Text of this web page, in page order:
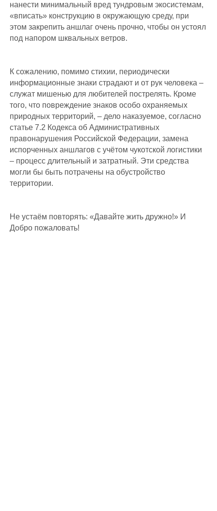
нанести минимальный вред тундровым экосистемам,
«вписать» конструкцию в окружающую среду, при
этом закрепить аншлаг очень прочно, чтобы он устоял
под напором шквальных ветров.
К сожалению, помимо стихии, периодически
информационные знаки страдают и от рук человека –
служат мишенью для любителей пострелять. Кроме
того, что повреждение знаков особо охраняемых
природных территорий, – дело наказуемое, согласно
статье 7.2 Кодекса об Административных
правонарушения Российской Федерации, замена
испорченных аншлагов с учётом чукотской логистики
– процесс длительный и затратный. Эти средства
могли бы быть потрачены на обустройство
территории.
Не устаём повторять: «Давайте жить дружно!» И
Добро пожаловать!